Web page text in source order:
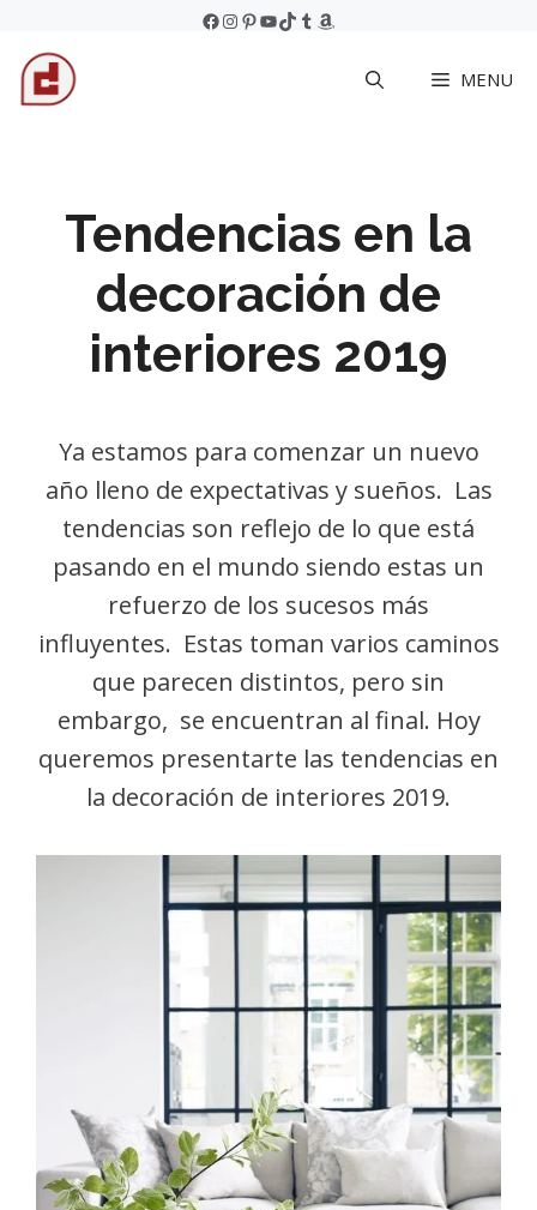
content
Facebook
Instagram
Pinterest
YouTube
TikTok
Tumblr
Amazon
MENU
Tendencias en la
decoración de
interiores 2019
Ya estamos para comenzar un nuevo
año lleno de expectativas y sueños. Las
tendencias son reflejo de lo que está
pasando en el mundo siendo estas un
refuerzo de los sucesos más
influyentes. Estas toman varios caminos
que parecen distintos, pero sin
embargo, se encuentran al final. Hoy
queremos presentarte las tendencias en
la decoración de interiores 2019.